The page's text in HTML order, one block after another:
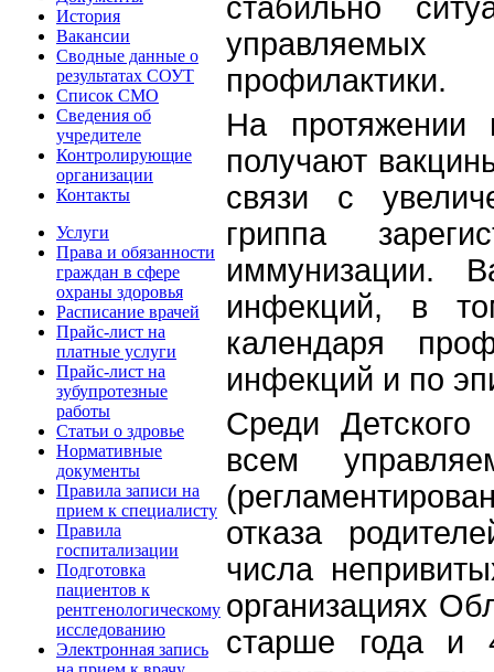
История
Вакансии
Сводные данные о
результатах СОУТ
Список СМО
Сведения об
учредителе
Контролирующие
организации
Контакты
Услуги
Права и обязанности
граждан в сфере
охраны здоровья
Расписание врачей
Прайс-лист на
платные услуги
Прайс-лист на
зубупротезные
работы
Статьи о здровье
Нормативные
документы
Правила записи на
прием к специалисту
Правила
госпитализации
Подготовка
пациентов к
рентгенологическому
исследованию
Электронная запись
стабильно
профилактики.
На протяжении
получают
связи с
гриппа
иммунизации.
инфекций, в
календаря
инфекций и по
Среди
всем
отказа
числа
организациях
старше года и